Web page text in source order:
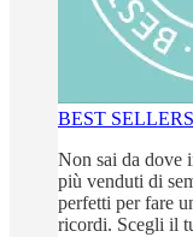
BEST SELLERS
Non sai da dove
più venduti di
perfetti per fare
ricordi. Scegli il